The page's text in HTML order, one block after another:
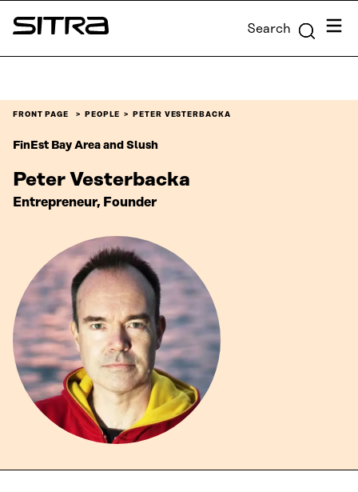
Skip to
content
Sitra Search Menu
FRONT PAGE PEOPLE PETER VESTERBACKA
FinEst Bay Area and Slush
Peter Vesterbacka
Entrepreneur, Founder